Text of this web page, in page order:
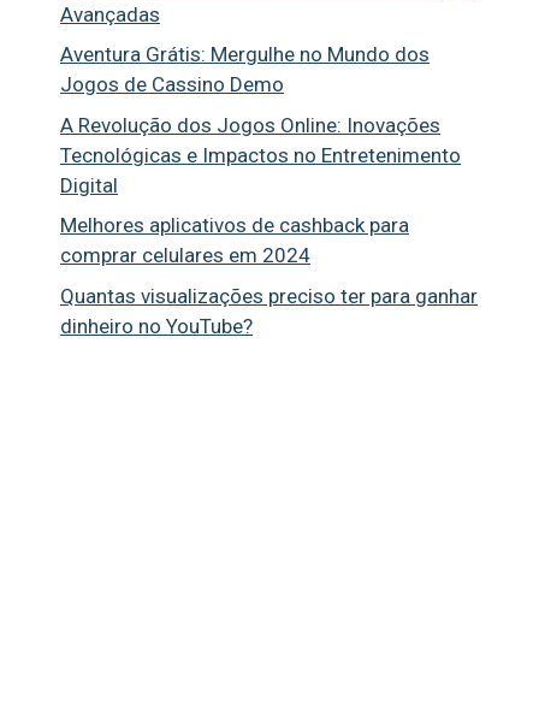
Avançadas
Aventura Grátis: Mergulhe no Mundo dos
Jogos de Cassino Demo
A Revolução dos Jogos Online: Inovações
Tecnológicas e Impactos no Entretenimento
Digital
Melhores aplicativos de cashback para
comprar celulares em 2024
Quantas visualizações preciso ter para ganhar
dinheiro no YouTube?